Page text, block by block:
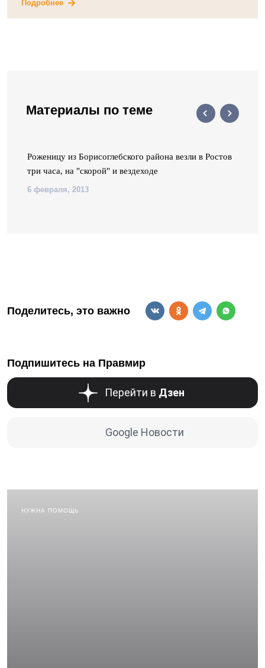
Подробнее
Материалы по теме
Роженицу из Борисоглебского района везли в Ростов
три часа, на "скорой" и вездеходе
6 февраля, 2013
Поделитесь, это важно
Подпишитесь на Правмир
Перейти в Дзен
Google Новости
НУЖНА ПОМОЩЬ